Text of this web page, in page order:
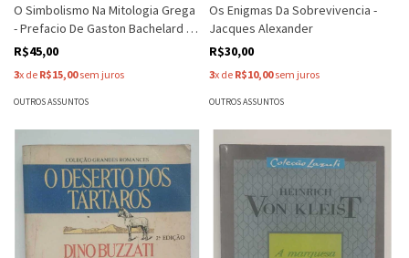
O Simbolismo Na Mitologia Grega
- Prefacio De Gaston Bachelard -
Paul Diel
R$45,00
3x de R$15,00sem juros
OUTROS ASSUNTOS
Os Enigmas Da Sobrevivencia -
Jacques Alexander
R$30,00
3x de R$10,00sem juros
OUTROS ASSUNTOS